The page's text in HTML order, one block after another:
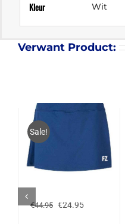
Kleur Wit
Verwant Product:
Sale!
€44.95 Oorspronkelijke
€24.95Huidige